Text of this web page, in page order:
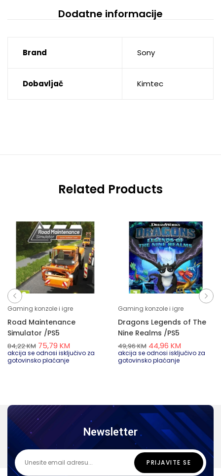
Dodatne informacije
Brand Sony
Dobavljač Kimtec
Related Products
Gaming konzole i igre
Road Maintenance
Simulator /PS5
84,22KM 75,79 KM
akcija se odnosi isključivo za
gotovinsko plaćanje
Gaming konzole i igre
Dragons Legends of The
Nine Realms /PS5
49,96KM 44,96 KM
akcija se odnosi isključivo za
gotovinsko plaćanje
Newsletter